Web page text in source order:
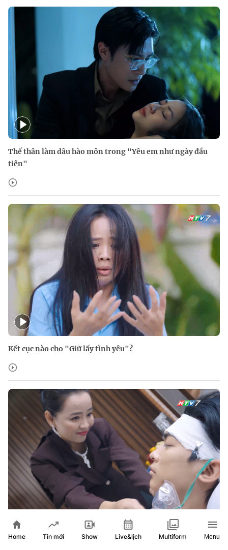
Thế thân làm dâu hào môn trong "Yêu em như ngày đầu
tiên"
Kết cục nào cho "Giữ lấy tình yêu"?
Giữ lấy tình yêu: Bà Nga rút ống thở của Thế Hải để đoạt gia
Home Tin mới Show Live&lịch Multiform Menu